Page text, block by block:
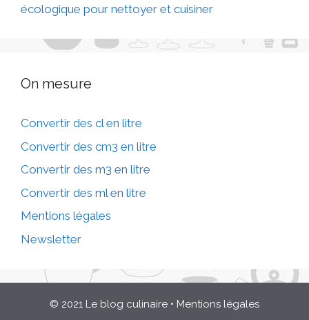
écologique pour nettoyer et cuisiner
On mesure
Convertir des cl en litre
Convertir des cm3 en litre
Convertir des m3 en litre
Convertir des ml en litre
Mentions légales
Newsletter
© 2021 Le blog culinaire • Mentions légales